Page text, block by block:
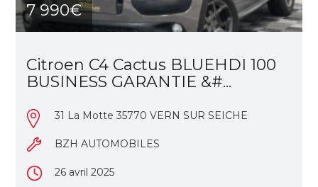
7 990€
Citroen C4 Cactus BLUEHDI 100
BUSINESS GARANTIE &#...
31 La Motte 35770 VERN SUR SEICHE
BZH AUTOMOBILES
26 avril 2025